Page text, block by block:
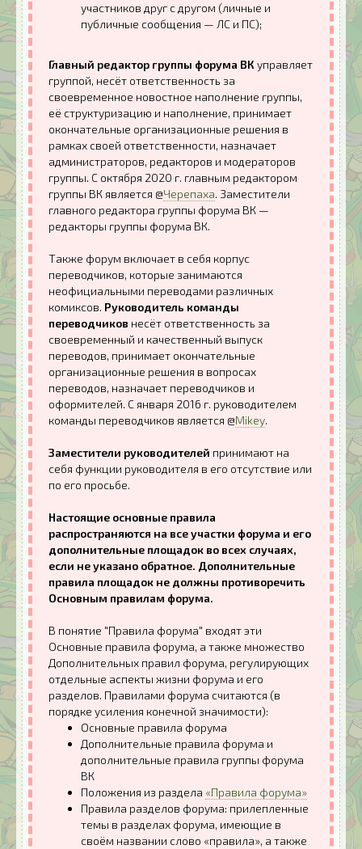
участников друг с другом (личные и
публичные сообщения — ЛС и ПС);
Главный редактор группы форума ВК управляет
группой, несёт ответственность за
своевременное новостное наполнение группы,
её структуризацию и наполнение, принимает
окончательные организационные решения в
рамках своей ответственности, назначает
администраторов, редакторов и модераторов
группы. С октября 2020 г. главным редактором
группы ВК является @Черепаха. Заместители
главного редактора группы форума ВК —
редакторы группы форума ВК.
Также форум включает в себя корпус
переводчиков, которые занимаются
неофициальными переводами различных
комиксов. Руководитель команды
переводчиков несёт ответственность за
своевременный и качественный выпуск
переводов, принимает окончательные
организационные решения в вопросах
переводов, назначает переводчиков и
оформителей. С января 2016 г. руководителем
команды переводчиков является @Mikey.
Заместители руководителей принимают на
себя функции руководителя в его отсутствие или
по его просьбе.
Настоящие основные правила
распространяются на все участки форума и его
дополнительные площадок во всех случаях,
если не указано обратное. Дополнительные
правила площадок не должны противоречить
Основным правилам форума.
В понятие "Правила форума" входят эти
Основные правила форума, а также множество
Дополнительных правил форума, регулирующих
отдельные аспекты жизни форума и его
разделов. Правилами форума считаются (в
порядке усиления конечной значимости):
Основные правила форума
Дополнительные правила форума и
дополнительные правила группы форума
ВК
Положения из раздела «Правила форума»
Правила разделов форума: прилепленные
темы в разделах форума, имеющие в
своём названии слово «правила», а также